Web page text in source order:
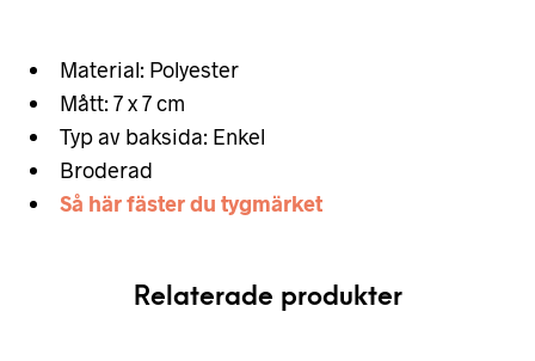
Material: Polyester
Mått: 7 x 7 cm
Typ av baksida: Enkel
Broderad
Så här fäster du tygmärket
Relaterade produkter